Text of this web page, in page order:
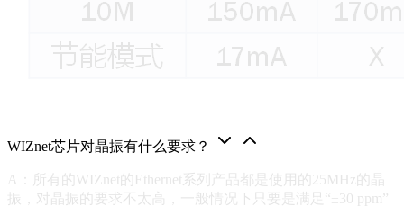
WIZnet芯片对晶振有什么要求？
A：所有的WIZnet的Ethernet系列产品都是使用的25MHz的晶
振，对晶振的要求不太高，一般情况下只要是满足“±30 ppm”